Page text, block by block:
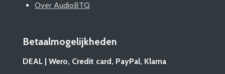
Over AudioBTQ
Betaalmogelijkheden
DEAL | Wero, Credit card, PayPal, Klarna